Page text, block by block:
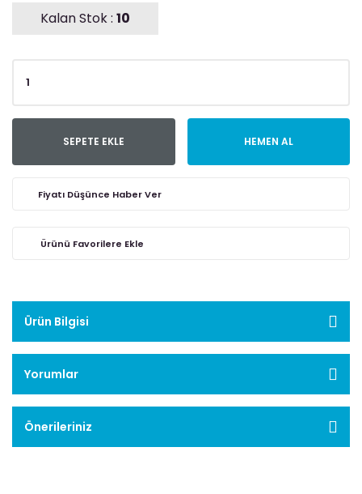
Kalan Stok : 10
SEPETE EKLE HEMEN AL
Fiyatı Düşünce Haber Ver
Ürün Bilgisi
Yorumlar
Önerileriniz